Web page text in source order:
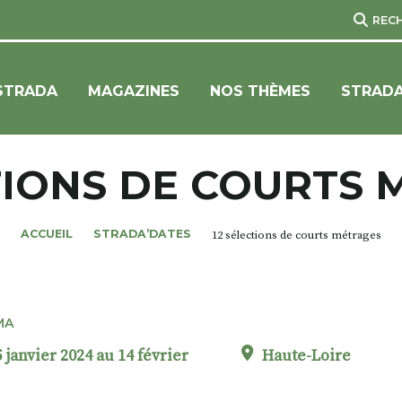
MAGAZINES NOS THÈMES
DE COURTS
ACCUEIL STRADA’DATES 12 sélections de courts métrages
janvier 2024 au 14 février Haute-Loire